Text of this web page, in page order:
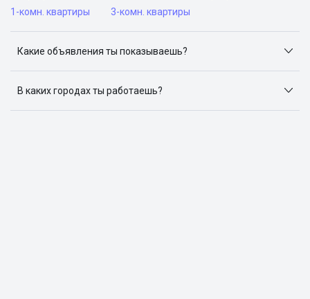
1-комн. квартиры
3-комн. квартиры
Какие объявления ты показываешь?
объявлений: ЦИАН, Домклик, Яндекс.Недвижимость,
Авито, Самолет.Плюс.
В каких городах ты работаешь?